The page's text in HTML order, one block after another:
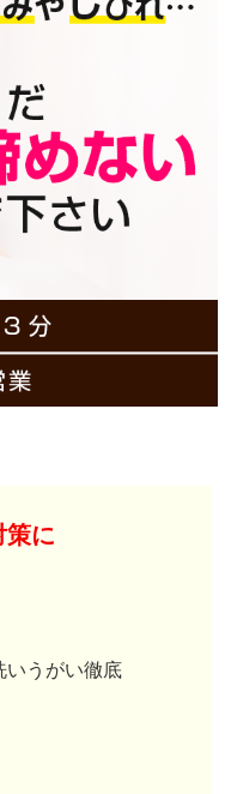
策に
いうがい徹底